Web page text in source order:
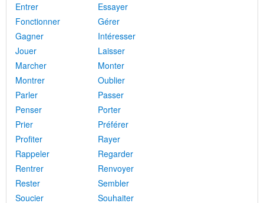
Entrer
Essayer
Fonctionner
Gérer
Gagner
Intéresser
Jouer
Laisser
Marcher
Monter
Montrer
Oublier
Parler
Passer
Penser
Porter
Prier
Préférer
Profiter
Rayer
Rappeler
Regarder
Rentrer
Renvoyer
Rester
Sembler
Soucier
Souhaiter